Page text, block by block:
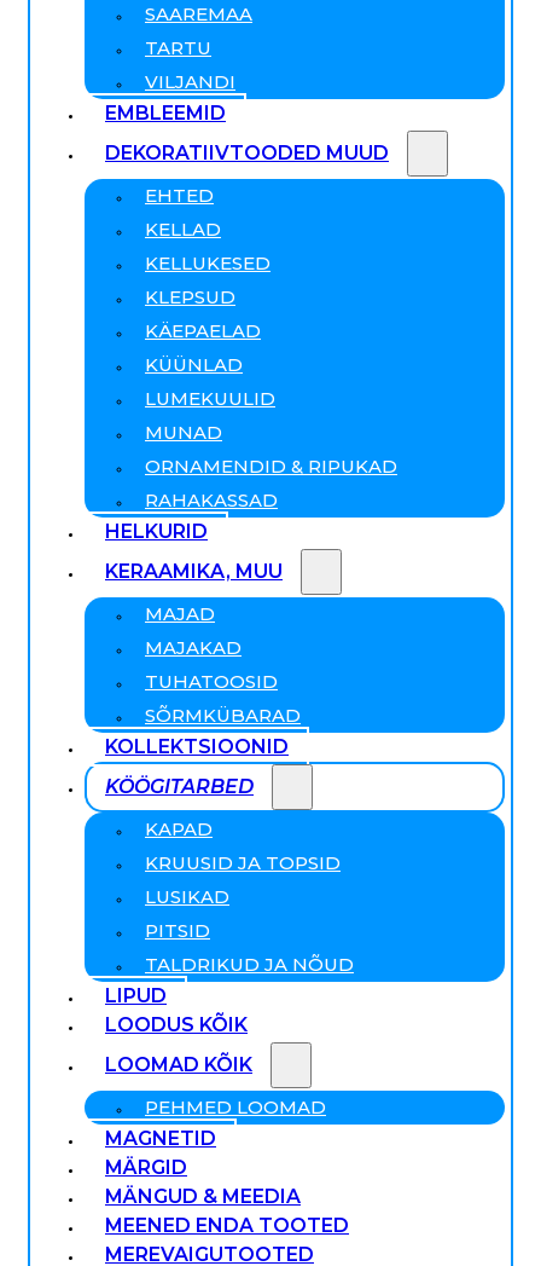
SAAREMAA
TARTU
VILJANDI
EMBLEEMID
DEKORATIIVTOODED MUUD
EHTED
KELLAD
KELLUKESED
KLEPSUD
KÄEPAELAD
KÜÜNLAD
LUMEKUULID
MUNAD
ORNAMENDID & RIPUKAD
RAHAKASSAD
HELKURID
KERAAMIKA, MUU
MAJAD
MAJAKAD
TUHATOOSID
SÕRMKÜBARAD
KOLLEKTSIOONID
KÖÖGITARBED
KAPAD
KRUUSID JA TOPSID
LUSIKAD
PITSID
TALDRIKUD JA NÕUD
LIPUD
LOODUS KÕIK
LOOMAD KÕIK
PEHMED LOOMAD
MAGNETID
MÄRGID
MÄNGUD & MEEDIA
MEENED ENDA TOOTED
MEREVAIGUTOOTED